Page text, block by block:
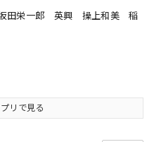
田栄一郎 英興 操上和美 稲
リで見る